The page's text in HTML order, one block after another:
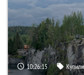
10:26:13